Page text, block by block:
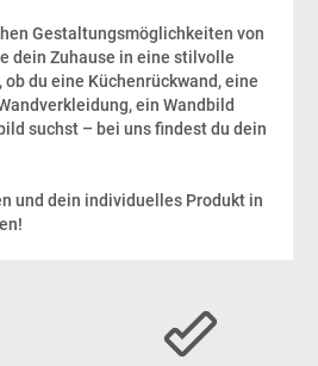
Gestaltungsmöglichkeiten von
dein Zuhause in eine stilvolle
du eine Küchenrückwand, eine
ein Wandbild
suchst – bei uns findest du dein
und dein individuelles Produkt in